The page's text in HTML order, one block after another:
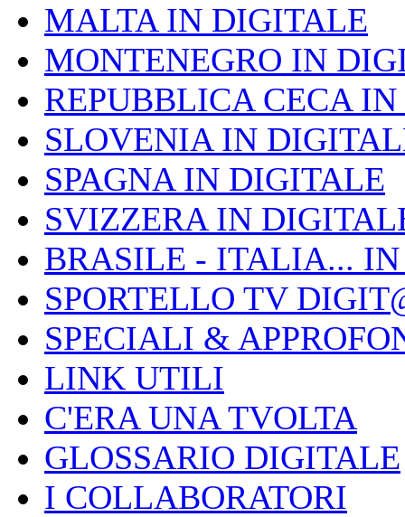
MALTA IN DIGITALE
MONTENEGRO IN
REPUBBLICA CECA
SLOVENIA IN
SPAGNA IN DIGITALE
SVIZZERA IN
BRASILE - ITALIA...
SPORTELLO TV
SPECIALI &
LINK UTILI
C'ERA UNA TVOLTA
GLOSSARIO DIGITALE
I COLLABORATORI